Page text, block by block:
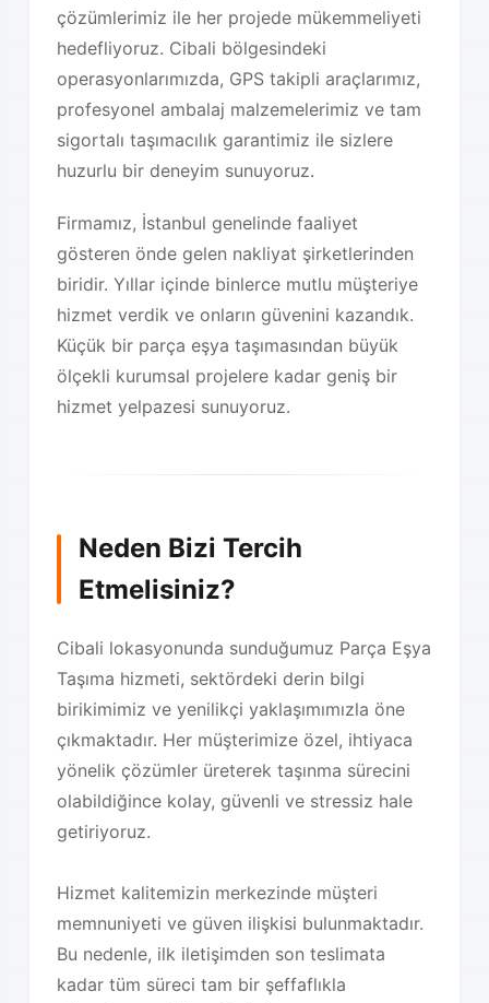
çözümlerimiz ile her projede mükemmeliyeti
hedefliyoruz. Cibali bölgesindeki
operasyonlarımızda, GPS takipli araçlarımız,
profesyonel ambalaj malzemelerimiz ve tam
sigortalı taşımacılık garantimiz ile sizlere
huzurlu bir deneyim sunuyoruz.
Firmamız, İstanbul genelinde faaliyet
gösteren önde gelen nakliyat şirketlerinden
biridir. Yıllar içinde binlerce mutlu müşteriye
hizmet verdik ve onların güvenini kazandık.
Küçük bir parça eşya taşımasından büyük
ölçekli kurumsal projelere kadar geniş bir
hizmet yelpazesi sunuyoruz.
Neden Bizi Tercih
Etmelisiniz?
Cibali lokasyonunda sunduğumuz Parça Eşya
Taşıma hizmeti, sektördeki derin bilgi
birikimimiz ve yenilikçi yaklaşımımızla öne
çıkmaktadır. Her müşterimize özel, ihtiyaca
yönelik çözümler üreterek taşınma sürecini
olabildiğince kolay, güvenli ve stressiz hale
getiriyoruz.
Hizmet kalitemizin merkezinde müşteri
memnuniyeti ve güven ilişkisi bulunmaktadır.
Bu nedenle, ilk iletişimden son teslimata
kadar tüm süreci tam bir şeffaflıkla